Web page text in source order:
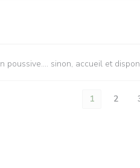
poussive.... sinon, accueil et
1 2